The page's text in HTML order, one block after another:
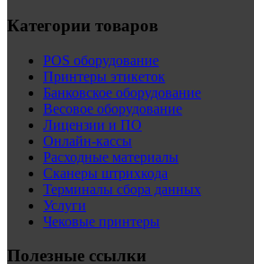
Категории товаров
POS оборудование
Принтеры этикеток
Банковское оборудование
Весовое оборудование
Лицензии и ПО
Онлайн-кассы
Расходные материалы
Сканеры штрихкода
Терминалы сбора данных
Услуги
Чековые принтеры
Полезные ссылки